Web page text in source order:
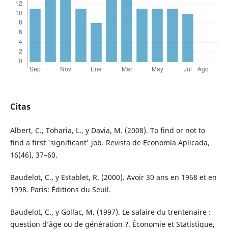
Citas
Albert, C., Toharia, L., y Davia, M. (2008). To find or not to
find a first 'significant' job. Revista de Economía Aplicada,
16(46), 37–60.
Baudelot, C., y Establet, R. (2000). Avoir 30 ans en 1968 et en
1998. Paris: Éditions du Seuil.
Baudelot, C., y Gollac, M. (1997). Le salaire du trentenaire :
question d’âge ou de génération ?. Économie et Statistique,